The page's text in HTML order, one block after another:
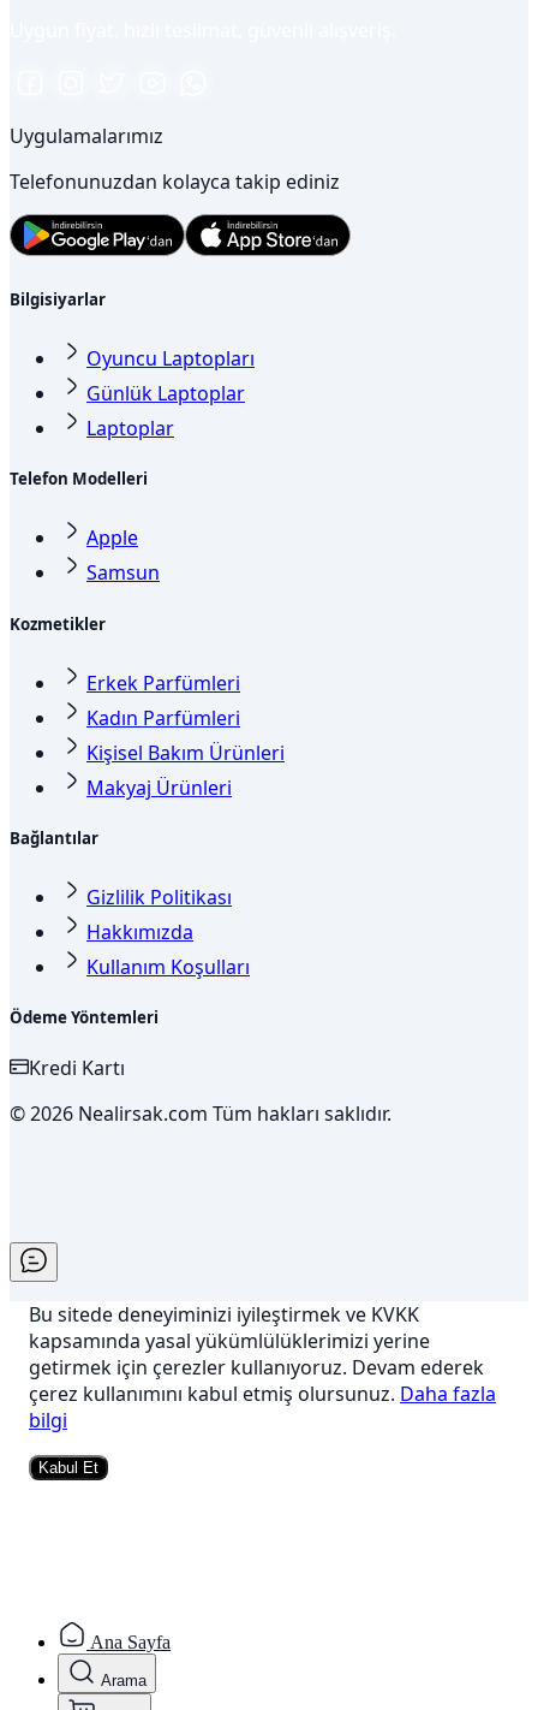
Uygulamalarımız
Telefonunuzdan kolayca takip ediniz
Bilgisiyarlar
Oyuncu Laptopları
Günlük Laptoplar
Laptoplar
Telefon Modelleri
Apple
Samsun
Kozmetikler
Erkek Parfümleri
Kadın Parfümleri
Kişisel Bakım Ürünleri
Makyaj Ürünleri
Bağlantılar
Gizlilik Politikası
Hakkımızda
Kullanım Koşulları
Ödeme Yöntemleri
Kredi Kartı
© 2026 Nealirsak.com Tüm hakları saklıdır.
Bu sitede deneyiminizi iyileştirmek ve KVKK
kapsamında yasal yükümlülüklerimizi yerine
getirmek için çerezler kullanıyoruz. Devam ederek
çerez kullanımını kabul etmiş olursunuz. Daha fazla
bilgi
Kabul Et
Ana Sayfa
Arama